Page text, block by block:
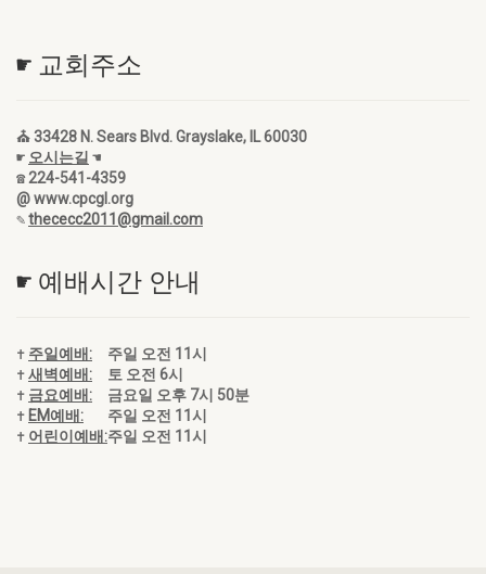
☛ 교회주소
⛪ 33428 N. Sears Blvd. Grayslake, IL 60030
☛ 오시는길 ☚
☎ 224-541-4359
@ www.cpcgl.org
✎thececc2011@gmail.com
☛ 예배시간 안내
✝ 주일예배:
주일 오전 11시
✝새벽예배:
토 오전 6시
✝ 금요예배:
금요일 오후 7시 50분
✝ EM예배:
주일 오전 11시
✝ 어린이예배:주일 오전 11시